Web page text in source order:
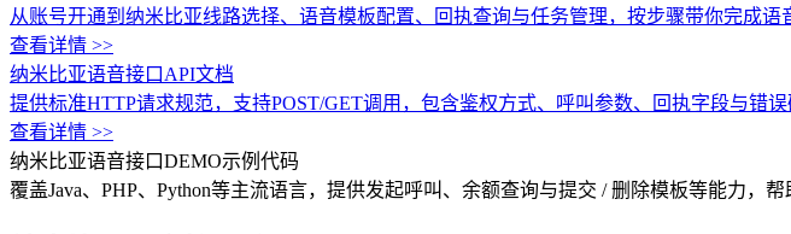
从账号开通到纳米比亚线路选择、语音模板配置、回执查询与任务管理，按步骤带你完成
查看详情 >>
纳米比亚语音接口API文档
提供标准HTTP请求规范，支持POST/GET调用，包含鉴权方式、呼叫参数、回执字段与错
查看详情 >>
纳米比亚语音接口DEMO示例代码
覆盖Java、PHP、Python等主流语言，提供发起呼叫、余额查询与提交 / 删除模板等能力，